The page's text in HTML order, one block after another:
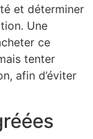
et déterminer
Une
ce
tenter
afin d’éviter